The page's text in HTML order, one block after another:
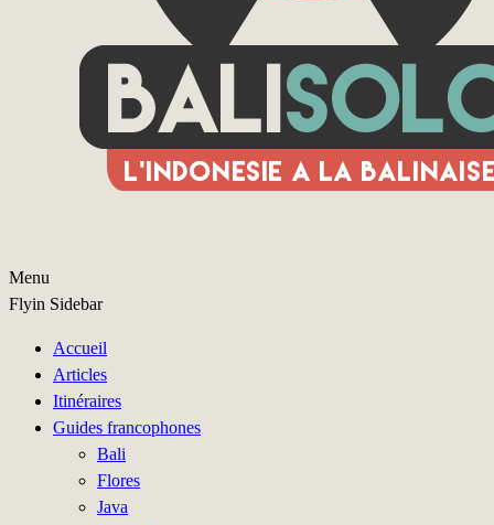
Menu
Flyin Sidebar
Accueil
Articles
Itinéraires
Guides francophones
Bali
Flores
Java